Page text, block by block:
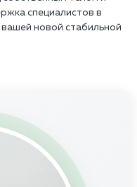
специалистов в
новой стабильной